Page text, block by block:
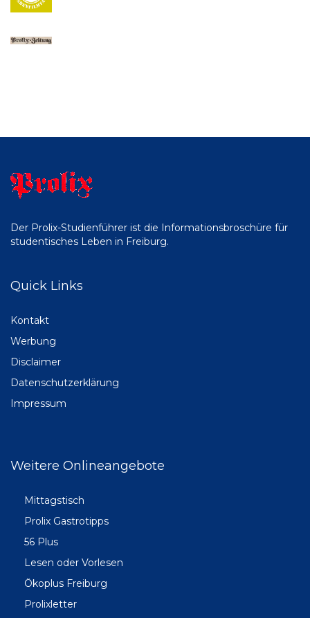
Der Prolix-Studienführer ist die Informationsbroschüre für
studentisches Leben in Freiburg.
Quick Links
Kontakt
Werbung
Disclaimer
Datenschutzerklärung
Impressum
Weitere Onlineangebote
Mittagstisch
Prolix Gastrotipps
56 Plus
Lesen oder Vorlesen
Ökoplus Freiburg
Prolixletter